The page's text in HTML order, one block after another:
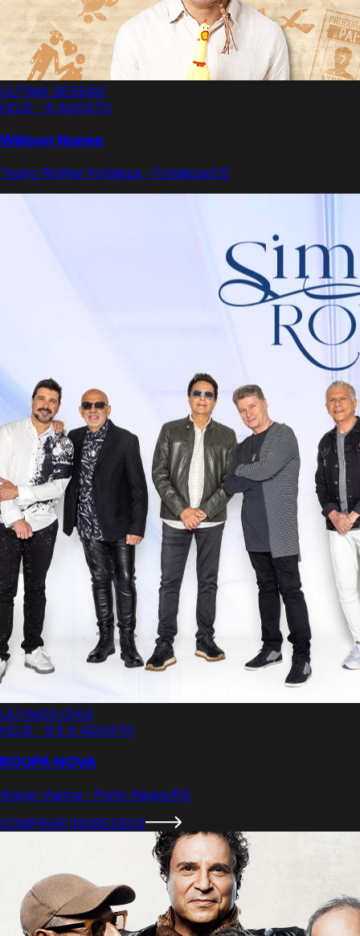
ÚLTIMA SESSÃO
HOJE - 8 AGOSTO
Wêlson Nunes
Teatro RioMar Fortaleza - Fortaleza/CE
ÚLTIMOS DIAS
HOJE - 8 E 9 AGOSTO
ROUPA NOVA
Araújo Vianna - Porto Alegre/RS
COMPRAR INGRESSOS